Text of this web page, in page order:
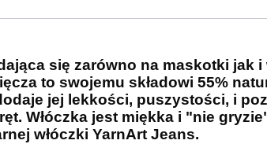
się zarówno na maskotki jak
to swojemu składowi 55%
jej lekkości, puszystości, i
Włóczka jest miękka i "nie
włóczki YarnArt Jeans.